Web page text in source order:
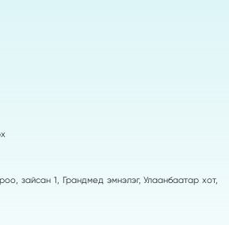
зайсан 1, Грандмед эмнэлэг, Улаанбаатар хот,